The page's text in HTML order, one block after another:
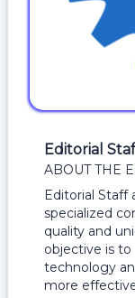
Editorial
ABOUT THE
Editorial Staff
specialized
quality and
objective is
technology
more